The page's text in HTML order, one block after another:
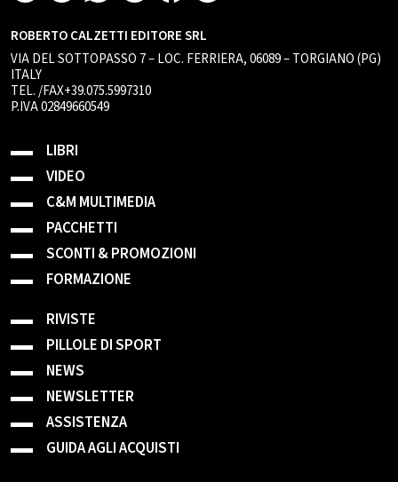
ROBERTO CALZETTI EDITORE SRL
VIA DEL SOTTOPASSO 7 – LOC. FERRIERA, 06089 – TORGIANO (PG)
ITALY
TEL. /FAX+39.075.5997310
P.IVA 02849660549
LIBRI
VIDEO
C&M MULTIMEDIA
PACCHETTI
SCONTI & PROMOZIONI
FORMAZIONE
RIVISTE
PILLOLE DI SPORT
NEWS
NEWSLETTER
ASSISTENZA
GUIDA AGLI ACQUISTI